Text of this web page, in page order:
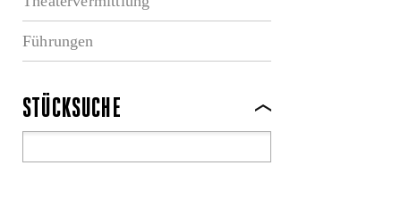
Führungen
STÜCKSUCHE